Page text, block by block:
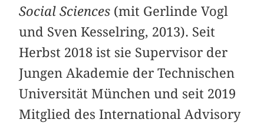
Social Sciences (mit Gerlinde Vogl
und Sven Kesselring, 2013). Seit
Herbst 2018 ist sie Supervisor der
Jungen Akademie der Technischen
Universität München und seit 2019
Mitglied des International Advisory